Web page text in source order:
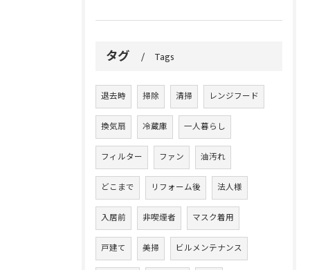
タグ Tags
退去時 掃除 清掃 レンジフード
換気扇 冷蔵庫 一人暮らし
フィルター ファン 油汚れ
どこまで リフォーム後 法人様
入居前 非喫煙者 マスク着用
戸建て 美掃 ビルメンテナンス